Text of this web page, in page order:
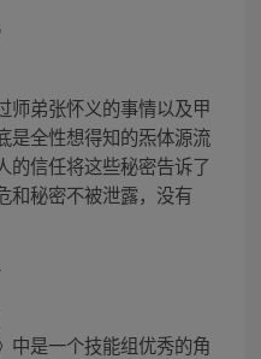
师弟张怀义的事情以及甲
是全性想得知的炁体源流
的信任将这些秘密告诉了
和秘密不被泄露，没有
中是一个技能组优秀的角